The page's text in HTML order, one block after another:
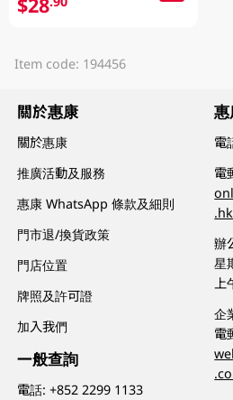
Item code: 194456
關於惠康
關於惠康
推廣活動及服務
惠康 WhatsApp 條款及細則
門市退/換貨政策
門店位置
牌照及許可證
加入我們
一般查詢
電話:+852 2299 1133
電
電
.hk
辦
星
上
企
電